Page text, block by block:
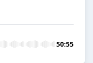
50:55